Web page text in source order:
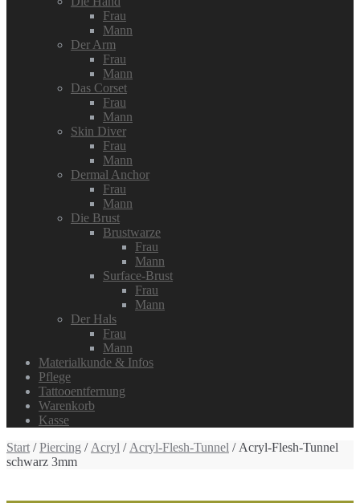
Frau
Mann
Der Arm
Frau
Mann
Das Corset
Frau
Mann
Skin Diver
Frau
Mann
Dermal Anchor
Frau
Mann
Die Brust
Brustwarze
Frau
Mann
Surface-Brust
Frau
Mann
Der Hals
Frau
Mann
Materialkunde & Infos
Pflege
Tattooentfernung
Warenkorb
Kasse
Start /Piercing / Acryl / Acryl-Flesh-Tunnel / Acryl-Flesh-Tunnel
schwarz 3mm